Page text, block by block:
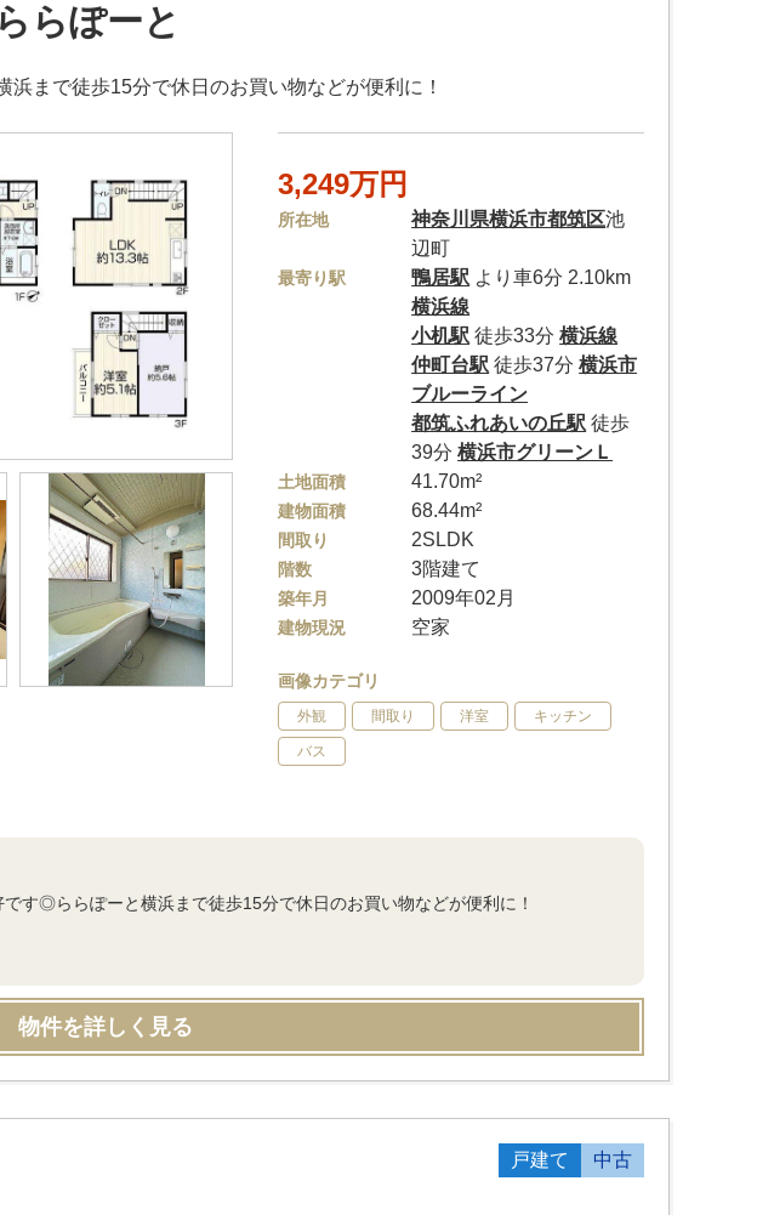
らぽーと
まで徒歩15分で休日のお買い物などが便利に！
3,249万円
所在地 神奈川県横浜市都筑区池
辺町
最寄り駅 鴨居駅 より車6分 2.10km
横浜線
小机駅 徒歩33分横浜線
仲町台駅 徒歩37分横浜市
ブルーライン
都筑ふれあいの丘駅 徒歩
39分横浜市グリーンＬ
土地面積 41.70m²
建物面積 68.44m²
間取り 2SLDK
階数 3階建て
築年月 2009年02月
建物現況 空家
画像カテゴリ
外観 間取り 洋室 キッチン
バス
す◎ららぽーと横浜まで徒歩15分で休日のお買い物などが便利に！
物件を詳しく見る
戸建て 中古